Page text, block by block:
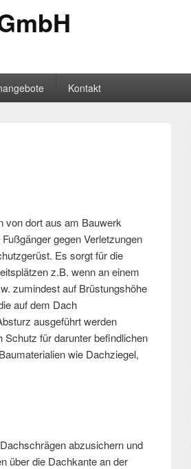
Kontakt
von dort aus am Bauwerk
gegen Verletzungen
Es sorgt für die
z.B. wenn an einem
zumindest auf Brüstungshöhe
auf dem Dach
ausgeführt werden
für darunter befindlichen
wie Dachziegel,
abzusichern und
über die Dachkante an der